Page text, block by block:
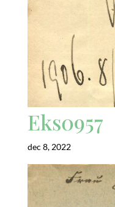
Eks0957
dec 8, 2022